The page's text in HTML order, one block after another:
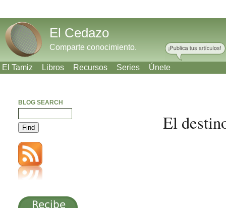
El Cedazo
Comparte conocimiento.
El Tamiz Libros Recursos Series Únete
El
BLOG SEARCH